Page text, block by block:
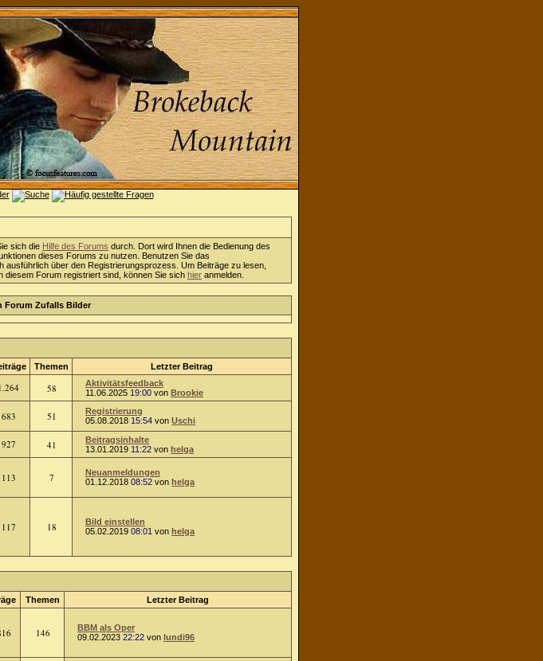
sich die Hilfe des Forums durch. Dort wird Ihnen die Bedienung des
dieses Forums zu nutzen. Benutzen Sie das
ausführlich über den Registrierungsprozess. Um Beiträge zu lesen,
diesem Forum registriert sind, können Sie sich hier anmelden.
Forum Zufalls Bilder
Themen Letzter Beitrag
58
Aktivitätsfeedback
11.06.2025 19:00 von Brookie
683 51
Registrierung
05.08.2018 15:54 von Uschi
927 41
Beitragsinhalte
13.01.2019 11:22 von helga
113 7
Neuanmeldungen
01.12.2018 08:52 von helga
117 18
Bild einstellen
05.02.2019 08:01 von helga
Themen Letzter Beitrag
146
BBM als Oper
09.02.2023 22:22 von lundi96